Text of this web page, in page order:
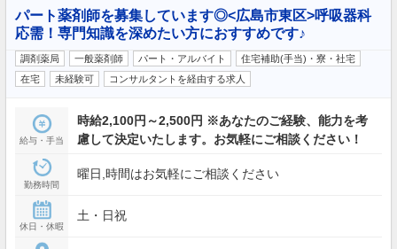
パート薬剤師を募集しています◎<広島市東区>呼吸器科
応需！専門知識を深めたい方におすすめです♪
調剤薬局 一般薬剤師 パート・アルバイト
住宅補助(手当)・寮・社宅
在宅
未経験可 コンサルタントを経由する求人
給与・手当
時給2,100円～2,500円 ※あなたのご経験、能力を考
慮して決定いたします。お気軽にご相談ください！
勤務時間
曜日,時間はお気軽にご相談ください
休日・休暇
土・日祝